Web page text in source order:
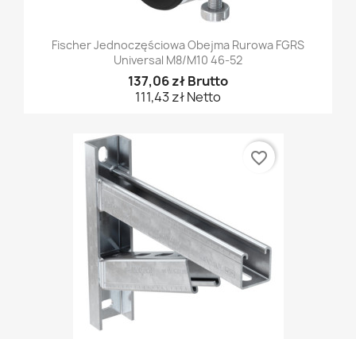
Fischer Jednoczęściowa Obejma Rurowa FGRS
Universal M8/M10 46-52
137,06 zł Brutto
111,43 zł Netto
favorite_border